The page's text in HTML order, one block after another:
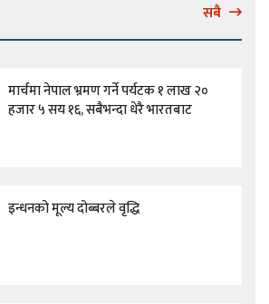
सबै
मार्चमा नेपाल भ्रमण गर्ने पर्यटक १ लाख २०
हजार ५ सय १६, सबैभन्दा धेरै भारतबाट
इन्धनको मूल्य दोब्बरले वृद्धि